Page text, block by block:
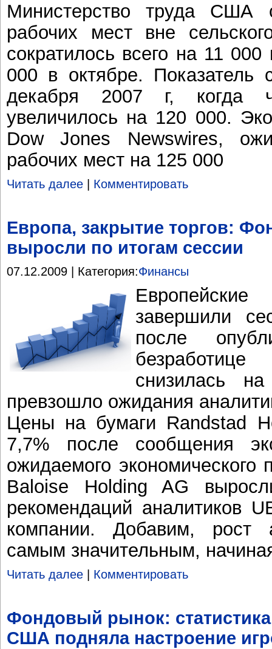
Министерство труда США
рабочих мест вне
сократилось всего на 11
000 в октябре.
декабря 2007 г, когда
увеличилось на 120 000.
Dow Jones Newswires,
рабочих мест на 125 000
Читать далее | Комментировать
Европа, закрытие торгов:
выросли по итогам сессии
07.12.2009 | Категория:Финансы
завершили
после
снизилась
превзошло ожидания
Цены на бумаги Randstad
7,7% после сообщения
ожидаемого
Baloise Holding AG
рекомендаций аналитиков
компании. Добавим, рост
самым значительным, начиная
Читать далее Комментировать
Фондовый рынок:
США подняла настроение